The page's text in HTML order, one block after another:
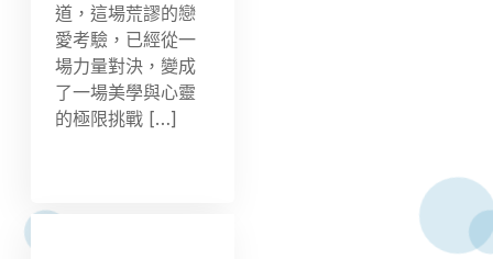
道，這場荒謬的戀
愛考驗，已經從一
場力量對決，變成
了一場美學與心靈
的極限挑戰 […]